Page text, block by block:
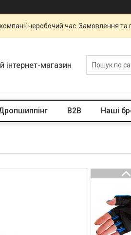
неробочий час. Замовлення
інтернет-магазин
B2B Наші